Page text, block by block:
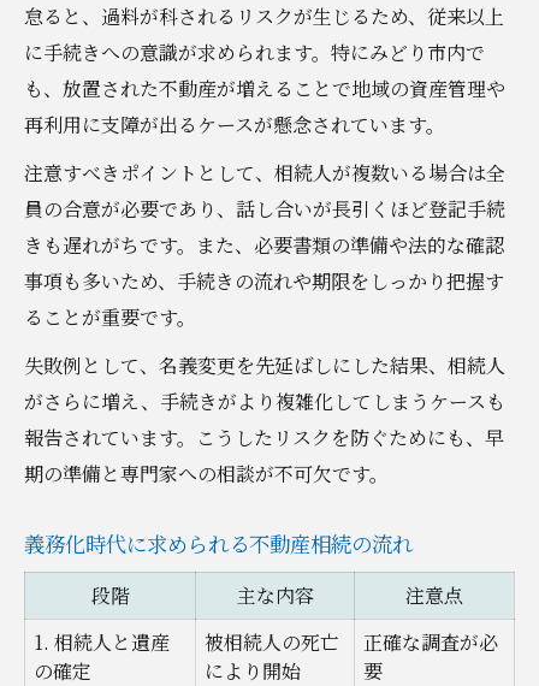
怠ると、過料が科されるリスクが生じるため、従来以上
に手続きへの意識が求められます。特にみどり市内で
も、放置された不動産が増えることで地域の資産管理や
再利用に支障が出るケースが懸念されています。
注意すべきポイントとして、相続人が複数いる場合は全
員の合意が必要であり、話し合いが長引くほど登記手続
きも遅れがちです。また、必要書類の準備や法的な確認
事項も多いため、手続きの流れや期限をしっかり把握す
ることが重要です。
失敗例として、名義変更を先延ばしにした結果、相続人
がさらに増え、手続きがより複雑化してしまうケースも
報告されています。こうしたリスクを防ぐためにも、早
期の準備と専門家への相談が不可欠です。
義務化時代に求められる不動産相続の流れ
段階 主な内容
注意点
1. 相続人と遺産
の確定
被相続人の死亡
により開始
正確な調査が必
要